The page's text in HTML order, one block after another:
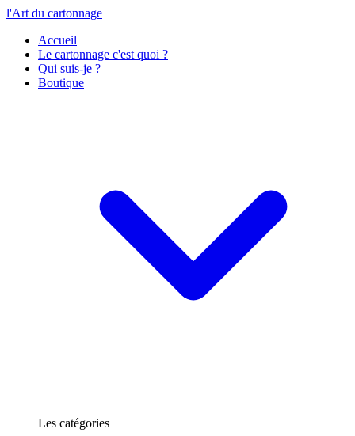
l'Art du cartonnage
Accueil
Le cartonnage c'est quoi ?
Qui suis-je ?
Boutique
Les catégories